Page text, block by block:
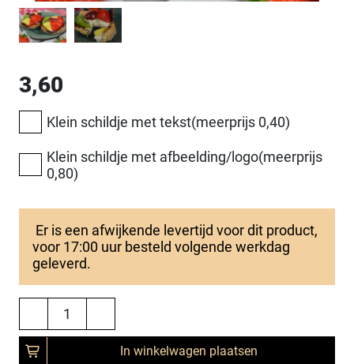
3,60
Klein schildje met tekst(meerprijs 0,40)
Klein schildje met afbeelding/logo(meerprijs
0,80)
Er is een afwijkende levertijd voor dit product,
voor 17:00 uur besteld volgende werkdag
geleverd.
In winkelwagen plaatsen